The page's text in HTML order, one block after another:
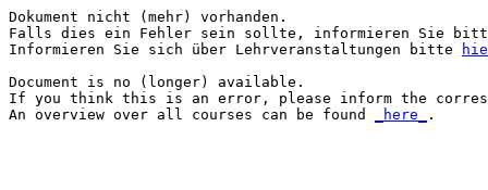
Dokument nicht (mehr) vorhanden.
Falls dies ein Fehler sein sollte, informieren Sie
Informieren Sie sich über Lehrveranstaltungen bitte
Document is no (longer) available.
If you think this is an error, please inform the
An overview over all courses can be found
_here_